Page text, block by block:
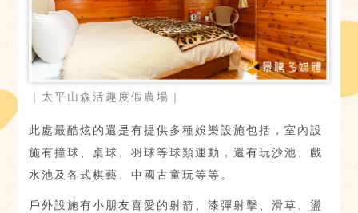
｜太平山森活趣度假農場｜
此處最酷炫的還是有提供多種娛樂設施包括，室內設
施有撞球、桌球、羽球等球類運動，還有玩沙池、戲
水池及各式棋藝、中國古童玩等等。
戶外設施有小朋友喜愛的射箭、漆彈射擊、滑草、盪